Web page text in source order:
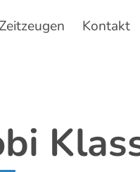
Kontakt